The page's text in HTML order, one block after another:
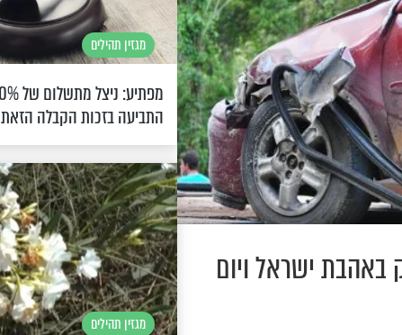
ישראל ויום
מגזין תהילים
התביעה בזכות הקבלה הזאת
מגזין תהילים